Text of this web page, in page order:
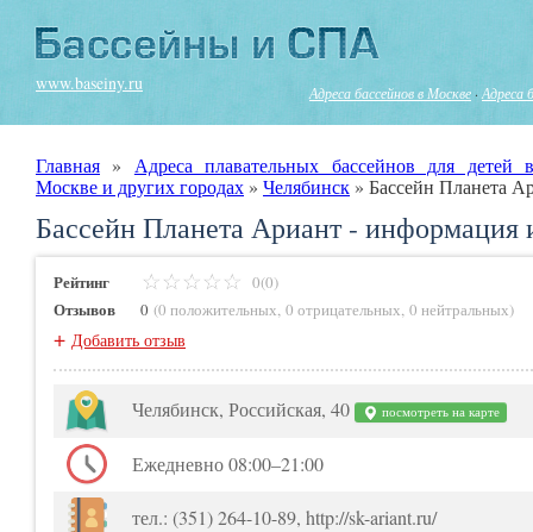
www.baseiny.ru Адреса бассейнов в Москве · Адреса
Главная » Адреса плавательных бассейнов для детей
Москве и других городах » Челябинск » Бассейн Планета
Бассейн Планета Ариант - информация
Рейтинг 0(0)
Отзывов 0 (0 положительных, 0 отрицательных, 0 нейтральных)
+ Добавить отзыв
Челябинск, Российская, 40 посмотреть на карте
Ежедневно 08:00–21:00
тел.: (351) 264-10-89, http://sk-ariant.ru/